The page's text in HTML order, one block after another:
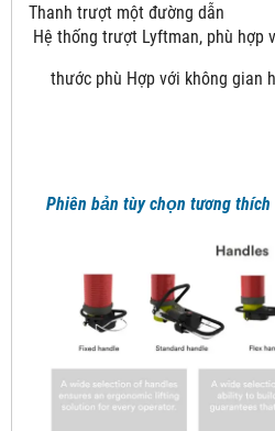
Thanh trượt
Hệ thống trượt Lyftman, phù hợp
thước phù Hợp với không
Phiên bản tùy chọn tương